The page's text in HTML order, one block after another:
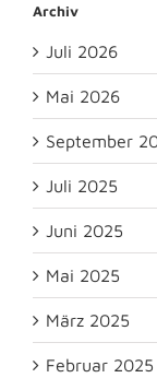
Archiv
Juli 2026
Mai 2026
September
Juli 2025
Juni 2025
Mai 2025
März 2025
Februar 2025